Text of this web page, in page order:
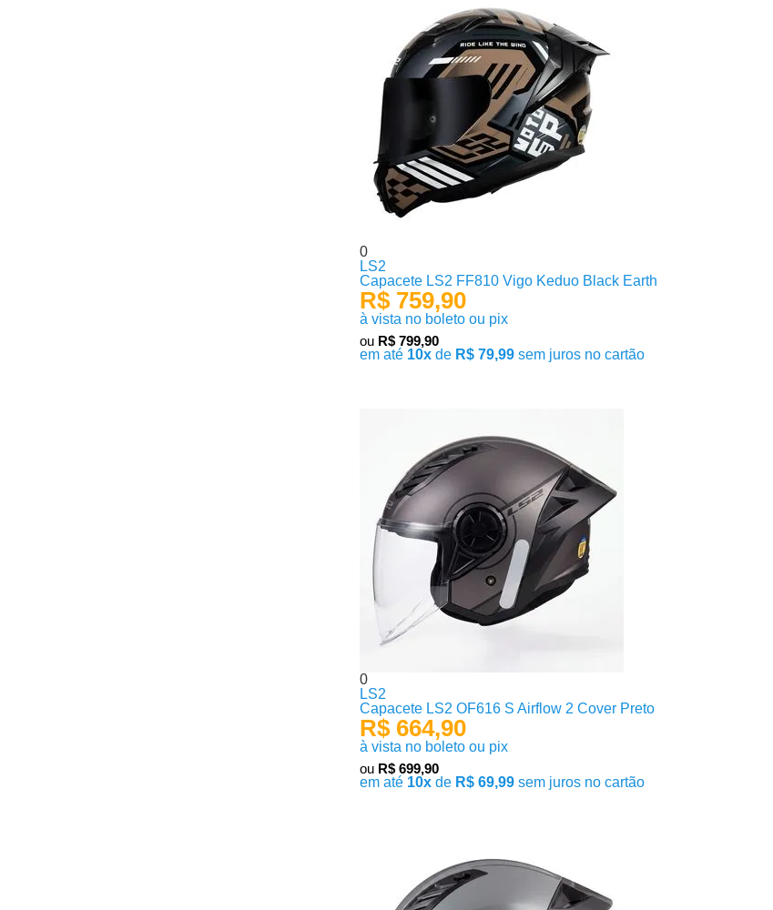
0
LS2
Capacete LS2 FF810 Vigo Keduo Black Earth
R$ 759,90
à vista no boleto ou pix
ou R$ 799,90
em até 10xde R$ 79,99sem juros no cartão
0
LS2
Capacete LS2 OF616 S Airflow 2 Cover Preto
R$ 664,90
à vista no boleto ou pix
ou R$ 699,90
em até 10xde R$ 69,99sem juros no cartão